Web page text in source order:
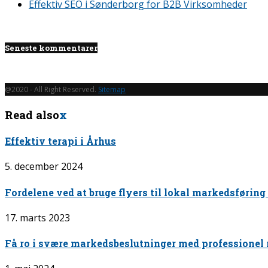
Effektiv SEO i Sønderborg for B2B Virksomheder
Seneste kommentarer
@2020 - All Right Reserved. Sitemap
Read alsox
Effektiv terapi i Århus
5. december 2024
Fordelene ved at bruge flyers til lokal markedsføring
17. marts 2023
Få ro i svære markedsbeslutninger med professionel